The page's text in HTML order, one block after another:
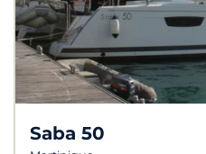
Saba 50